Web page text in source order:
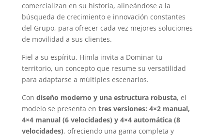
comercializan en su historia, alineándose a la
búsqueda de crecimiento e innovación constantes
del Grupo, para ofrecer cada vez mejores soluciones
de movilidad a sus clientes.
Fiel a su espíritu, Himla invita a Dominar tu
territorio, un concepto que resume su versatilidad
para adaptarse a múltiples escenarios.
Con diseño moderno y una estructura robusta, el
modelo se presenta en tres versiones: 4×2 manual,
4×4 manual (6 velocidades) y 4×4 automática (8
velocidades), ofreciendo una gama completa y